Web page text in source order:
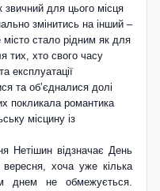
для цього місця
змінитись на інший –
стало рідним як для
тих, хто свого часу
експлуатації
та об’єдналися долі
покликала романтика
місцину із
Нетішин відзначає День
хоча уже кілька
днем не обмежується.